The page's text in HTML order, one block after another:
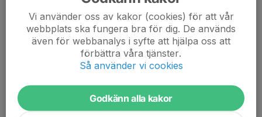
Vi använder oss av kakor (cookies) för att vår
webbplats ska fungera bra för dig. De används
även för webbanalys i syfte att hjälpa oss att
förbättra våra tjänster.
Så använder vi cookies
Godkänn alla kakor